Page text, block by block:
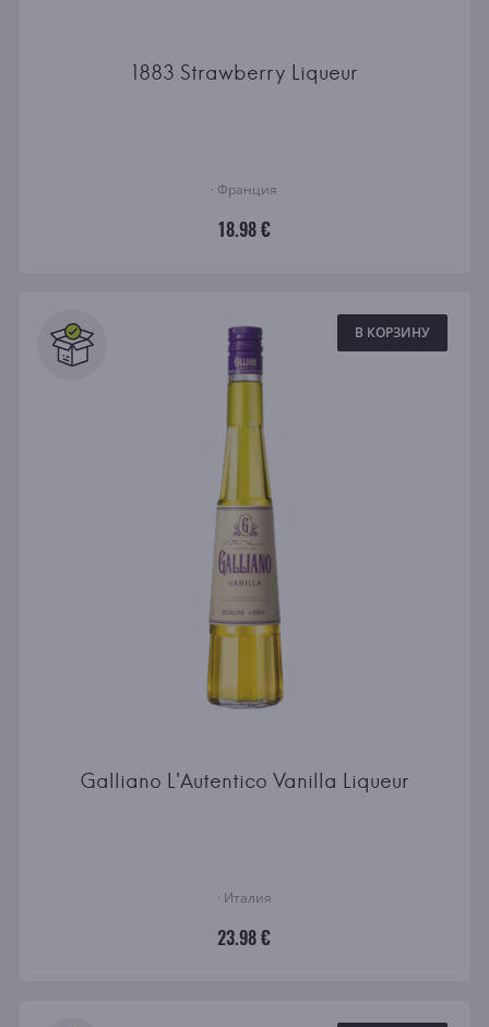
1883 Strawberry Liqueur
· Франция
18.98 €
В КОРЗИНУ
Galliano L'Autentico Vanilla Liqueur
· Италия
23.98 €